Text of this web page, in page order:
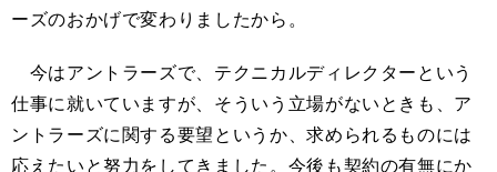
ーズのおかげで変わりましたから。
今はアントラーズで、テクニカルディレクターという
仕事に就いていますが、そういう立場がないときも、ア
ントラーズに関する要望というか、求められるものには
応えたいと努力をしてきました。今後も契約の有無にか